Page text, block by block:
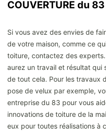
COUVERTURE du 83
Si vous avez des envies de
de votre maison, comme ce
toiture, contactez des
aurez un travail et résultat qui
de tout cela. Pour les travaux
pose de velux par exemple,
entreprise du 83 pour vous
innovations de toiture de la
eux pour toutes réalisations à